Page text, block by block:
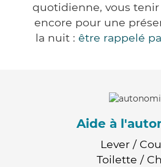
quotidienne, vous
encore pour une
la nuit : être rappelé
Aide à
Lever /
Toilette /